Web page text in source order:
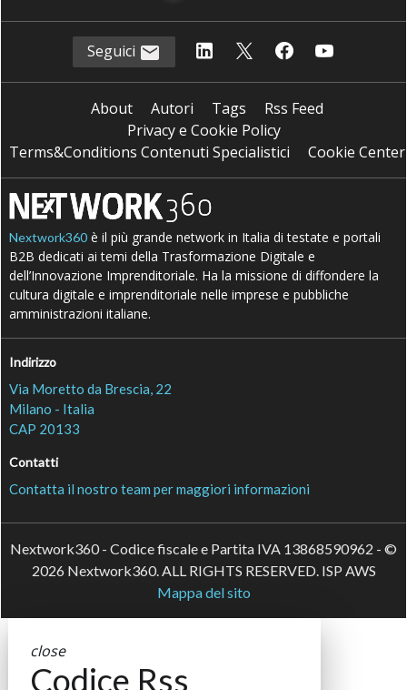
Seguici
About Autori Tags
Rss Feed
Privacy e Cookie Policy
Terms&Conditions Contenuti Specialistici
Cookie Center
Nextwork360 è il più grande network in Italia di testate e portali
B2B dedicati ai temi della Trasformazione Digitale e
dell’Innovazione Imprenditoriale. Ha la missione di diffondere la
cultura digitale e imprenditoriale nelle imprese e pubbliche
amministrazioni italiane.
Indirizzo
Via Moretto da Brescia, 22
Milano - Italia
CAP 20133
Contatti
Contatta il nostro team per maggiori informazioni
Nextwork360 - Codice fiscale e Partita IVA 13868590962 - ©
2026 Nextwork360. ALL RIGHTS RESERVED. ISP AWS
Mappa del sito
close
Codice Rss